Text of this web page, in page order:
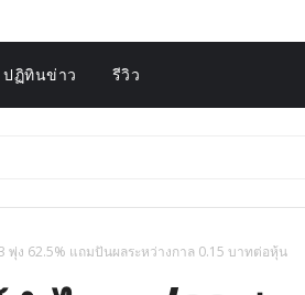
ปฏิทินข่าว รีวิว
พุ่ง 62.5% แถมปันผลระหว่างกาล 0.15 บาทต่อหุ้น